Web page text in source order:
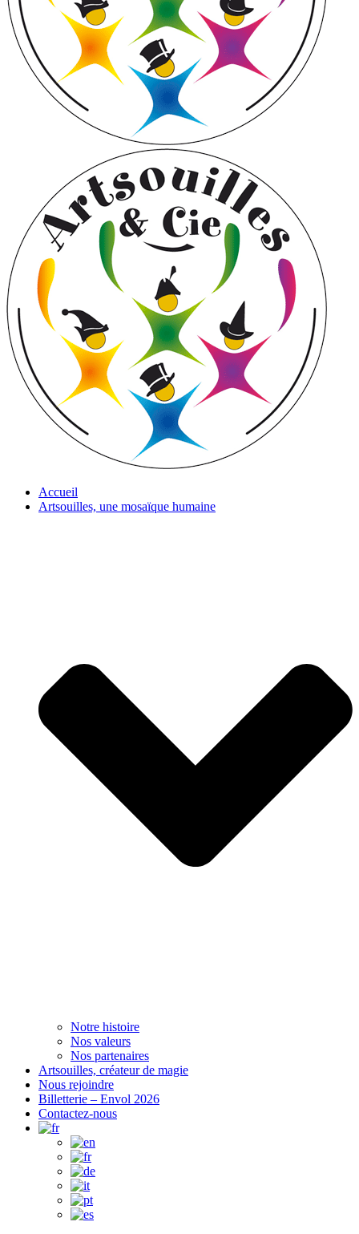
Accueil
Artsouilles, une mosaïque humaine
Notre histoire
Nos valeurs
Nos partenaires
Artsouilles, créateur de magie
Nous rejoindre
Billetterie – Envol 2026
Contactez-nous